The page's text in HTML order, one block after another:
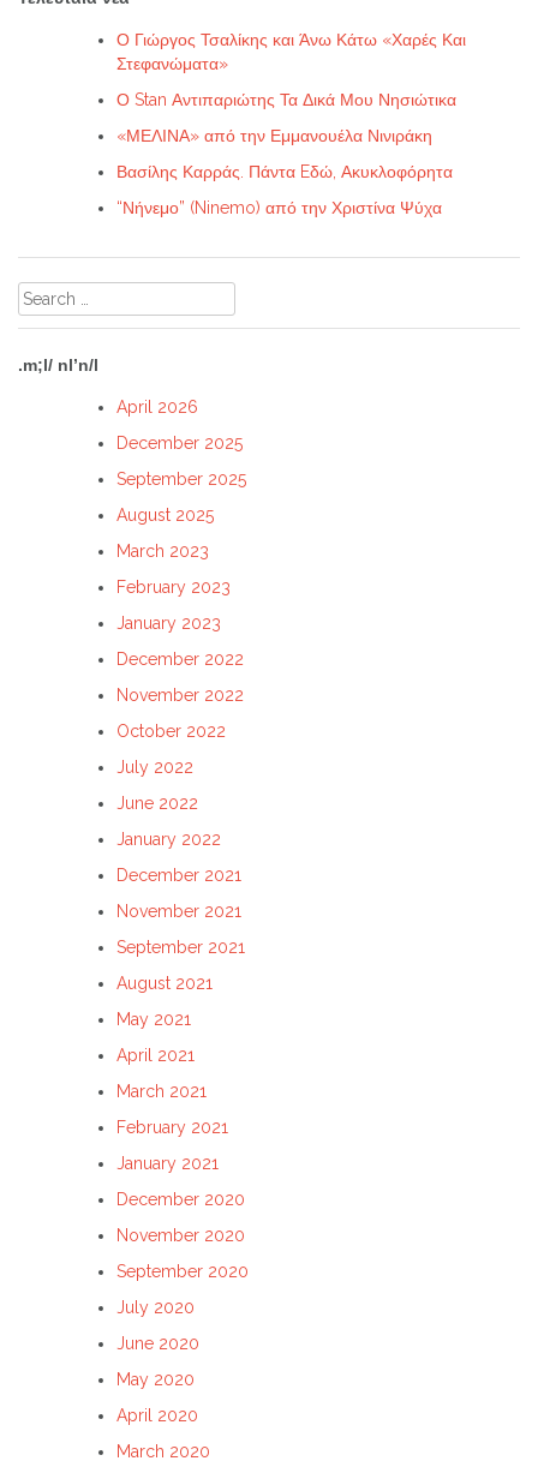
Ο Γιώργος Τσαλίκης και Άνω Κάτω «Χαρές Και
Στεφανώματα»
Ο Stan Αντιπαριώτης Τα Δικά Μου Νησιώτικα
«ΜΕΛΙΝΑ» από την Εμμανουέλα Νινιράκη
Βασίλης Καρράς. Πάντα Eδώ, Ακυκλοφόρητα
“Νήνεμο” (Ninemo) από την Χριστίνα Ψύχα
Search
for:
.m;l/ nl’n/l
April 2026
December 2025
September 2025
August 2025
March 2023
February 2023
January 2023
December 2022
November 2022
October 2022
July 2022
June 2022
January 2022
December 2021
November 2021
September 2021
August 2021
May 2021
April 2021
March 2021
February 2021
January 2021
December 2020
November 2020
September 2020
July 2020
June 2020
May 2020
April 2020
March 2020